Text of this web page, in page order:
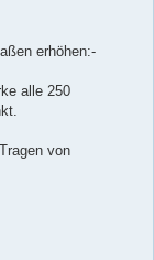
erhöhen:-
alle 250
von